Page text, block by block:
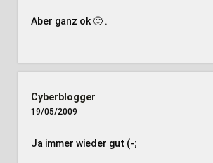
Aber ganz ok 🙂 .
Cyberblogger
19/05/2009
Ja immer wieder gut (-;